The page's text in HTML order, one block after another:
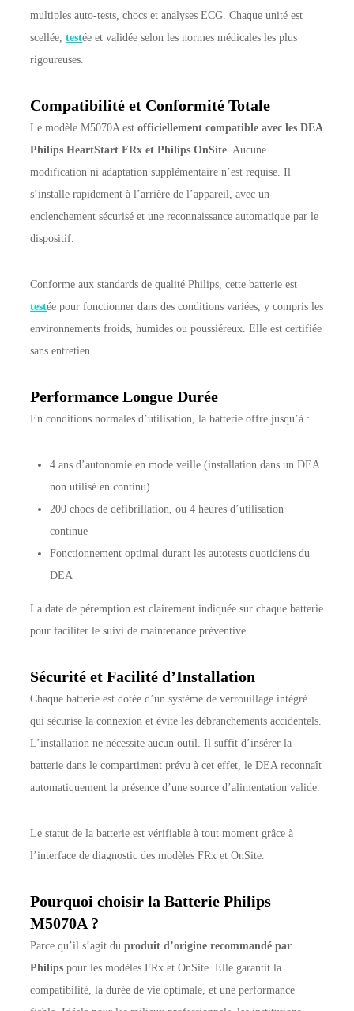
multiples auto-tests, chocs et analyses ECG. Chaque unité est
scellée,testée et validée selon les normes médicales les plus
rigoureuses.
Compatibilité et Conformité Totale
Le modèle M5070A estofficiellement compatible avec les DEA
Philips HeartStart FRx et Philips OnSite . Aucune
modification ni adaptation supplémentaire n’est requise. Il
s’installe rapidement à l’arrière de l’appareil, avec un
enclenchement sécurisé et une reconnaissance automatique par le
dispositif.
Conforme aux standards de qualité Philips, cette batterie est
testée pour fonctionner dans des conditions variées, y compris les
environnements froids, humides ou poussiéreux. Elle est certifiée
sans entretien.
Performance Longue Durée
En conditions normales d’utilisation, la batterie offre jusqu’à :
4 ans d’autonomie en mode veille (installation dans un DEA
non utilisé en continu)
200 chocs de défibrillation, ou 4 heures d’utilisation
continue
Fonctionnement optimal durant les autotests quotidiens du
DEA
La date de péremption est clairement indiquée sur chaque batterie
pour faciliter le suivi de maintenance préventive.
Sécurité et Facilité d’Installation
Chaque batterie est dotée d’un système de verrouillage intégré
qui sécurise la connexion et évite les débranchements accidentels.
L’installation ne nécessite aucun outil. Il suffit d’insérer la
batterie dans le compartiment prévu à cet effet, le DEA reconnaît
automatiquement la présence d’une source d’alimentation valide.
Le statut de la batterie est vérifiable à tout moment grâce à
l’interface de diagnostic des modèles FRx et OnSite.
Pourquoi choisir la Batterie Philips
M5070A ?
Parce qu’il s’agit duproduit d’origine recommandé par
Philips pour les modèles FRx et OnSite. Elle garantit la
compatibilité, la durée de vie optimale, et une performance